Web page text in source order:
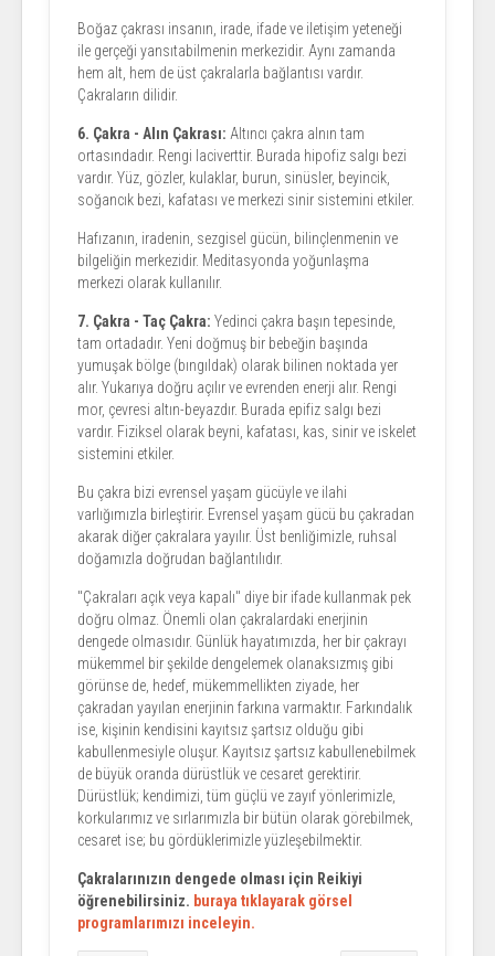
Boğaz çakrası insanın, irade, ifade ve iletişim yeteneği
ile gerçeği yansıtabilmenin merkezidir. Aynı zamanda
hem alt, hem de üst çakralarla bağlantısı vardır.
Çakraların dilidir.
6. Çakra - Alın Çakrası: Altıncı çakra alnın tam
ortasındadır. Rengi laciverttir. Burada hipofiz salgı bezi
vardır. Yüz, gözler, kulaklar, burun, sinüsler, beyincik,
soğancık bezi, kafatası ve merkezi sinir sistemini etkiler.
Hafızanın, iradenin, sezgisel gücün, bilinçlenmenin ve
bilgeliğin merkezidir. Meditasyonda yoğunlaşma
merkezi olarak kullanılır.
7. Çakra - Taç Çakra: Yedinci çakra başın tepesinde,
tam ortadadır. Yeni doğmuş bir bebeğin başında
yumuşak bölge (bıngıldak) olarak bilinen noktada yer
alır. Yukarıya doğru açılır ve evrenden enerji alır. Rengi
mor, çevresi altın-beyazdır. Burada epifiz salgı bezi
vardır. Fiziksel olarak beyni, kafatası, kas, sinir ve iskelet
sistemini etkiler.
Bu çakra bizi evrensel yaşam gücüyle ve ilahi
varlığımızla birleştirir. Evrensel yaşam gücü bu çakradan
akarak diğer çakralara yayılır. Üst benliğimizle, ruhsal
doğamızla doğrudan bağlantılıdır.
"Çakraları açık veya kapalı" diye bir ifade kullanmak pek
doğru olmaz. Önemli olan çakralardaki enerjinin
dengede olmasıdır. Günlük hayatımızda, her bir çakrayı
mükemmel bir şekilde dengelemek olanaksızmış gibi
görünse de, hedef, mükemmellikten ziyade, her
çakradan yayılan enerjinin farkına varmaktır. Farkındalık
ise, kişinin kendisini kayıtsız şartsız olduğu gibi
kabullenmesiyle oluşur. Kayıtsız şartsız kabullenebilmek
de büyük oranda dürüstlük ve cesaret gerektirir.
Dürüstlük; kendimizi, tüm güçlü ve zayıf yönlerimizle,
korkularımız ve sırlarımızla bir bütün olarak görebilmek,
cesaret ise; bu gördüklerimizle yüzleşebilmektir.
Çakralarınızın dengede olması için Reikiyi
öğrenebilirsiniz. buraya tıklayarak görsel
programlarımızı inceleyin.